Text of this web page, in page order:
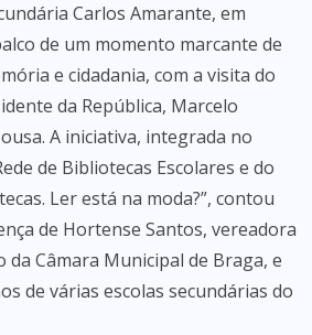
Carlos Amarante, em
de um momento marcante de
e cidadania, com a visita do
da República, Marcelo
A iniciativa, integrada no
de Bibliotecas Escolares e do
Ler está na moda?”, contou
de Hortense Santos, vereadora
da Câmara Municipal de Braga, e
de várias escolas secundárias do